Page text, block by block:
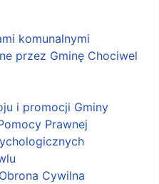
komunalnymi
przez Gminę Chociwel
i promocji Gminy
Prawnej
Cywilna